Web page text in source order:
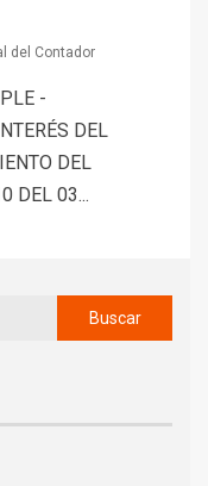
del Contador
-
DEL
DEL
DEL 03...